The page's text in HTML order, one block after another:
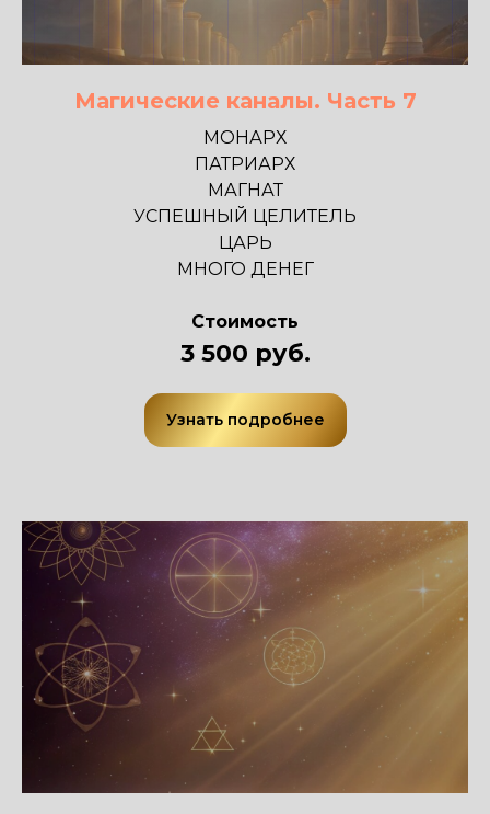
Магические каналы. Часть 7
МОНАРХ
ПАТРИАРХ
МАГНАТ
УСПЕШНЫЙ ЦЕЛИТЕЛЬ
ЦАРЬ
МНОГО ДЕНЕГ
Стоимость
3 500 руб.
Узнать подробнее